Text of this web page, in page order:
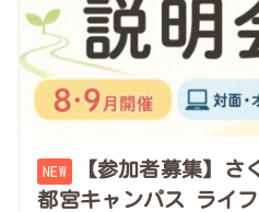
【参加者募集】
都宮キャンパス ライ